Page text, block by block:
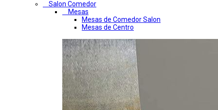
Salon Comedor
Mesas
Mesas de Comedor Salon
Mesas de Centro